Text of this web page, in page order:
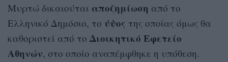
Μυρτώ δικαιούται αποζημίωση από το
Ελληνικό Δημόσιο, το ύψος της οποίας όμως θα
καθοριστεί από το Διοικητικό Εφετείο
Αθηνών, στο οποίο αναπέμφθηκε η υπόθεση.